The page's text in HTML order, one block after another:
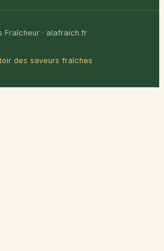
Fraîcheur · alafraich.fr
des saveurs fraîches